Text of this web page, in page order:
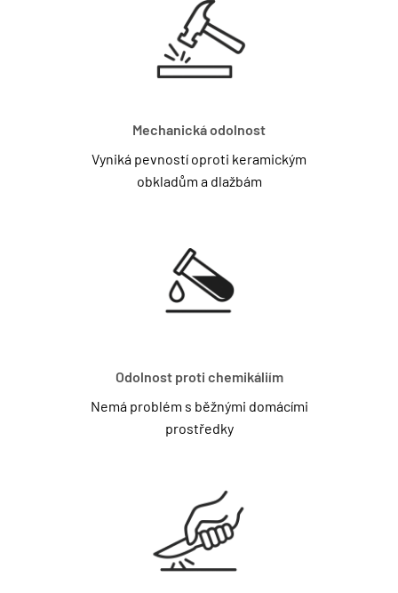
Mechanická odolnost
Vyniká pevností oproti keramickým
obkladům a dlažbám
Odolnost proti chemikáliím
Nemá problém s běžnými domácími
prostředky